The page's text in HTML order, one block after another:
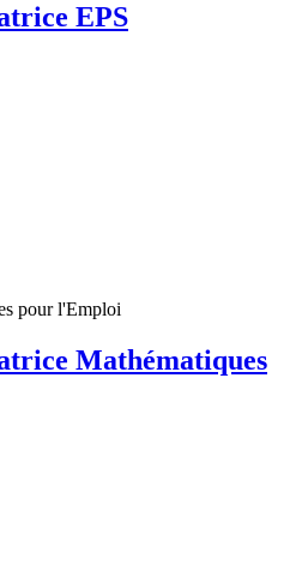
EPS
pour l'Emploi
Mathématiques